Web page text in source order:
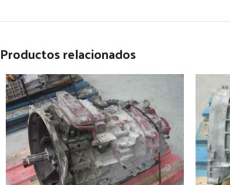
Productos relacionados